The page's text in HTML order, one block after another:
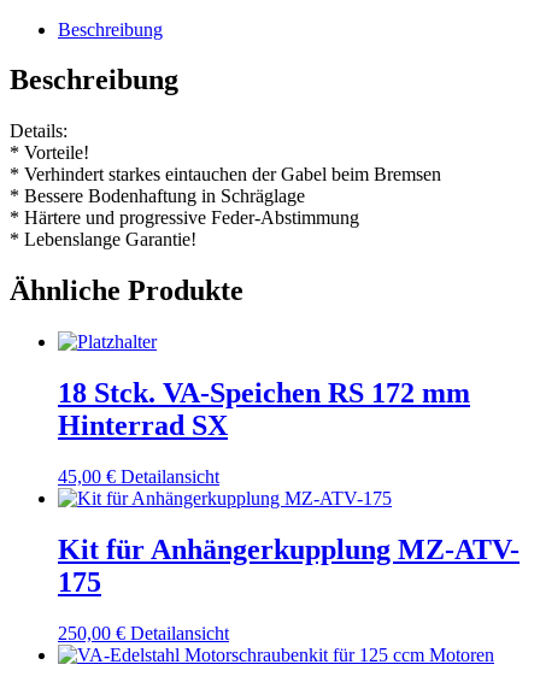
Beschreibung
Beschreibung
Details:
* Vorteile!
* Verhindert starkes eintauchen der Gabel beim Bremsen
* Bessere Bodenhaftung in Schräglage
* Härtere und progressive Feder-Abstimmung
* Lebenslange Garantie!
Ähnliche Produkte
18 Stck. VA-Speichen RS 172 mm
Hinterrad SX
45,00 € Detailansicht
Kit für Anhängerkupplung MZ-ATV-
175
250,00 € Detailansicht